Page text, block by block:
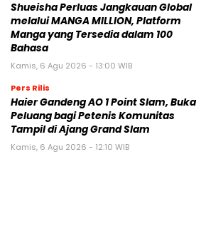
Shueisha Perluas Jangkauan Global
melalui MANGA MILLION, Platform
Manga yang Tersedia dalam 100
Bahasa
Kamis, 6 Agu 2026 - 13:00 WIB
Pers Rilis
Haier Gandeng AO 1 Point Slam, Buka
Peluang bagi Petenis Komunitas
Tampil di Ajang Grand Slam
Kamis, 6 Agu 2026 - 12:10 WIB